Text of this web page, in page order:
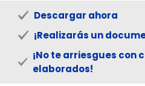
Descargar ahora
¡Realizarás un
¡No te arriesgues con
elaborados!